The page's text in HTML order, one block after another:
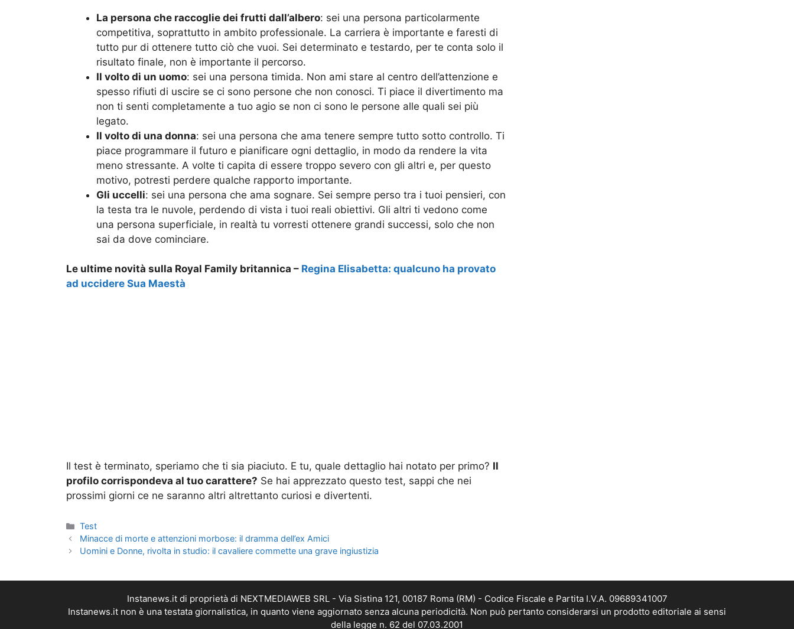
La persona che raccoglie dei frutti dall’albero: sei una persona particolarmente
competitiva, soprattutto in ambito professionale. La carriera è importante e faresti di
tutto pur di ottenere tutto ciò che vuoi. Sei determinato e testardo, per te conta solo il
risultato finale, non è importante il percorso.
Il volto di un uomo: sei una persona timida. Non ami stare al centro dell’attenzione e
spesso rifiuti di uscire se ci sono persone che non conosci. Ti piace il divertimento ma
non ti senti completamente a tuo agio se non ci sono le persone alle quali sei più
legato.
Il volto di una donna: sei una persona che ama tenere sempre tutto sotto controllo. Ti
piace programmare il futuro e pianificare ogni dettaglio, in modo da rendere la vita
meno stressante. A volte ti capita di essere troppo severo con gli altri e, per questo
motivo, potresti perdere qualche rapporto importante.
Gli uccelli: sei una persona che ama sognare. Sei sempre perso tra i tuoi pensieri, con
la testa tra le nuvole, perdendo di vista i tuoi reali obiettivi. Gli altri ti vedono come
una persona superficiale, in realtà tu vorresti ottenere grandi successi, solo che non
sai da dove cominciare.
Le ultime novità sulla Royal Family britannica – Regina Elisabetta: qualcuno ha provato
ad uccidere Sua Maestà
Il test è terminato, speriamo che ti sia piaciuto. E tu, quale dettaglio hai notato per primo? Il
profilo corrispondeva al tuo carattere? Se hai apprezzato questo test, sappi che nei
prossimi giorni ce ne saranno altri altrettanto curiosi e divertenti.
Categorie
Test
Minacce di morte e attenzioni morbose: il dramma dell’ex Amici
Uomini e Donne, rivolta in studio: il cavaliere commette una grave ingiustizia
Instanews.it di proprietà di NEXTMEDIAWEB SRL - Via Sistina 121, 00187 Roma (RM) - Codice Fiscale e Partita I.V.A. 09689341007
Instanews.it non è una testata giornalistica, in quanto viene aggiornato senza alcuna periodicità. Non può pertanto considerarsi un prodotto editoriale ai sensi
della legge n. 62 del 07.03.2001